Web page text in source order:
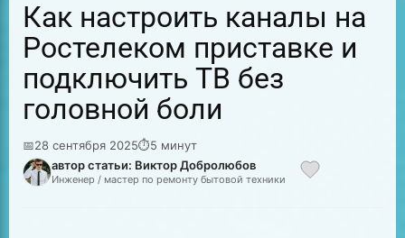
Как настроить каналы на
Ростелеком приставке и
подключить ТВ без
головной боли
📅28 сентября 2025⏱5 минут
автор статьи: Виктор Добролюбов
Инженер / мастер по ремонту бытовой техники